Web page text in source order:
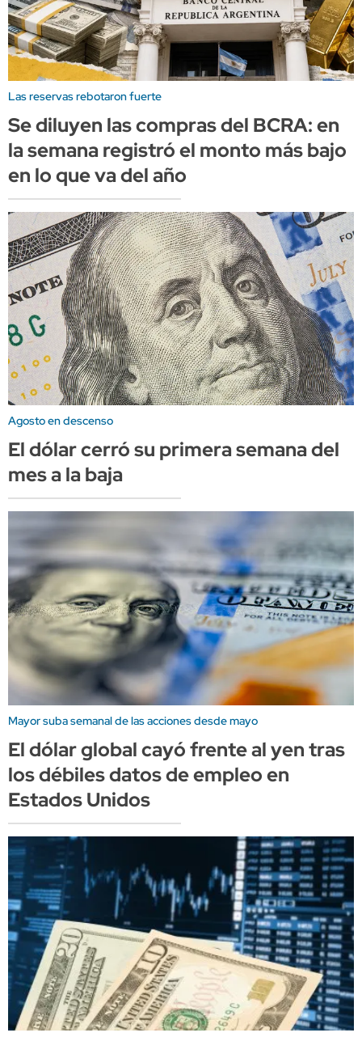
Las reservas rebotaron fuerte
Se diluyen las compras del BCRA: en
la semana registró el monto más bajo
en lo que va del año
Agosto en descenso
El dólar cerró su primera semana del
mes a la baja
Mayor suba semanal de las acciones desde mayo
El dólar global cayó frente al yen tras
los débiles datos de empleo en
Estados Unidos